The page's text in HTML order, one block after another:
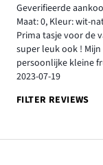
Geverifieerde
Maat: 0, Kleur: wit-
Prima tasje voor de
super leuk ook !
persoonlijke kleine
2023-07-19
FILTER REVIEWS